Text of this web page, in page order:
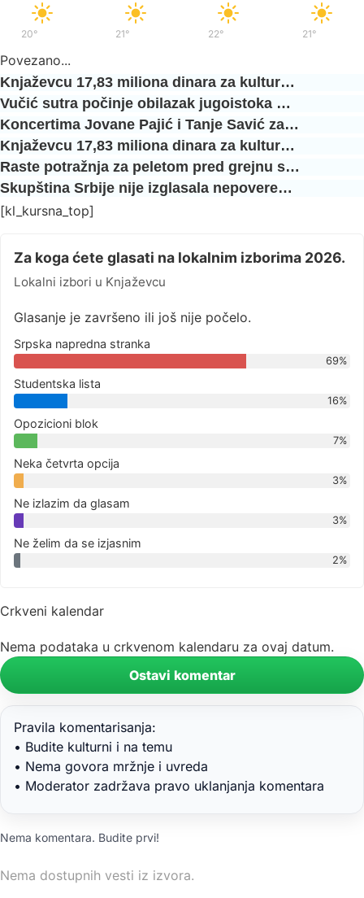
20° 21° 22° 21°/
Povezano...
Knjaževcu 17,83 miliona dinara za kultur…
Vučić sutra počinje obilazak jugoistoka …
Koncertima Jovane Pajić i Tanje Savić za…
Knjaževcu 17,83 miliona dinara za kultur…
Raste potražnja za peletom pred grejnu s…
Skupština Srbije nije izglasala nepovere…
[kl_kursna_top]
Za koga ćete glasati na lokalnim izborima 2026.
Lokalni izbori u Knjaževcu
Glasanje je završeno ili još nije počelo.
Srpska napredna stranka
69%
Studentska lista
16%
Opozicioni blok
7%
Neka četvrta opcija
3%
Ne izlazim da glasam
3%
Ne želim da se izjasnim
2%
Crkveni kalendar
Nema podataka u crkvenom kalendaru za ovaj datum.
Ostavi komentar
Pravila komentarisanja:
• Budite kulturni i na temu
• Nema govora mržnje i uvreda
• Moderator zadržava pravo uklanjanja komentara
Nema komentara. Budite prvi!
Nema dostupnih vesti iz izvora.